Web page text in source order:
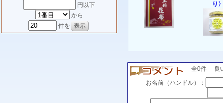
円以下
から
件を
り
全0件 良
お名前（ハンドル）：